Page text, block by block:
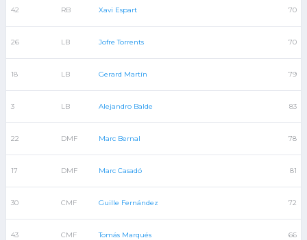
42 RB Xavi Espart 70
26 LB Jofre Torrents 70
18 LB Gerard Martín 79
3 LB Alejandro Balde 83
22 DMF Marc Bernal 78
17 DMF Marc Casadó 81
30 CMF Guille Fernández 72
43 CMF Tomás Marqués 66